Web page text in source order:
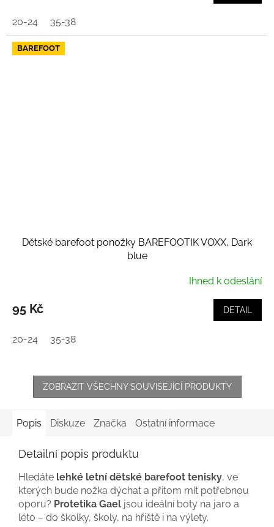
20-24 35-38
BAREFOOT
Dětské barefoot ponožky BAREFOOTIK VOXX, Dark
blue
Ihned k odeslání
95 Kč DETAIL
20-24 35-38
ZOBRAZIT VŠECHNY SOUVISEJÍCÍ PRODUKTY
Popis Diskuze Značka Ostatní informace
Detailní popis produktu
Hledáte lehké letní dětské barefoot tenisky, ve
kterých bude nožka dýchat a přitom mít potřebnou
oporu? Protetika Gael jsou ideální boty na jaro a
léto – do školky, školy, na hřiště i na výlety.